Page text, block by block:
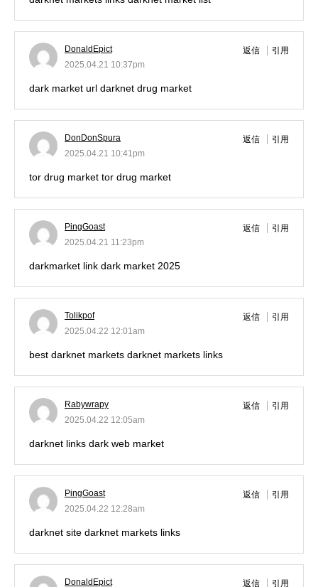
DonaldEpict
2025.04.21 10:37pm
返信 引用
dark market url darknet drug market
DonDonSpura
2025.04.21 10:41pm
返信 引用
tor drug market tor drug market
PingGoast
2025.04.21 11:23pm
返信 引用
darkmarket link dark market 2025
Tolikpof
2025.04.22 12:01am
返信 引用
best darknet markets darknet markets links
Rabywrapy
2025.04.22 12:05am
返信 引用
darknet links dark web market
PingGoast
2025.04.22 12:28am
返信 引用
darknet site darknet markets links
DonaldEpict 返信 引用